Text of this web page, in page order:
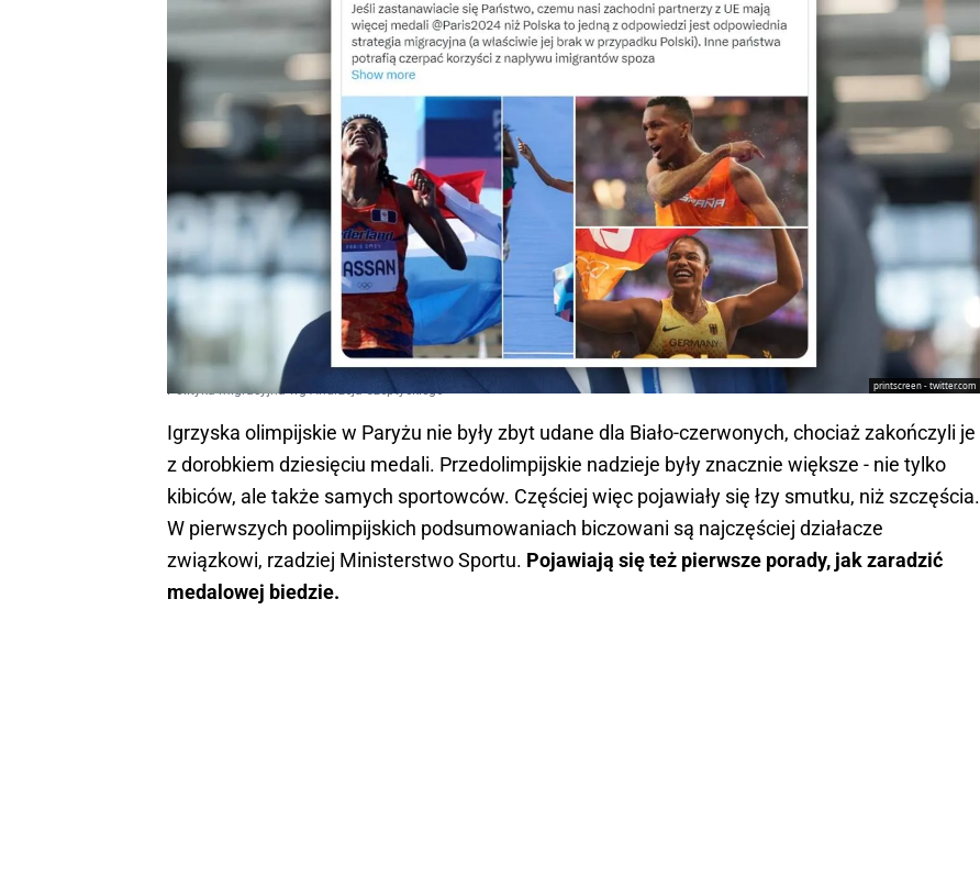
printscreen - twitter.com
Polityka migracyjna wg Andrzeja Szeptyckiego
Igrzyska olimpijskie w Paryżu nie były zbyt udane dla Biało-czerwonych, chociaż zakończyli je
z dorobkiem dziesięciu medali. Przedolimpijskie nadzieje były znacznie większe - nie tylko
kibiców, ale także samych sportowców. Częściej więc pojawiały się łzy smutku, niż szczęścia.
W pierwszych poolimpijskich podsumowaniach biczowani są najczęściej działacze
związkowi, rzadziej Ministerstwo Sportu. Pojawiają się też pierwsze porady, jak zaradzić
medalowej biedzie.